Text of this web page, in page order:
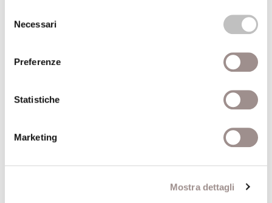
delNecessari
Preferenze
Statistiche
Marketing
Mostra dettagli
corso di acquisizione, per la consultazione e il prestito presso
19)
della conferenza, è possibile ascoltarne la registrazione.
ALTRE CONFERENZE DEL CICLO